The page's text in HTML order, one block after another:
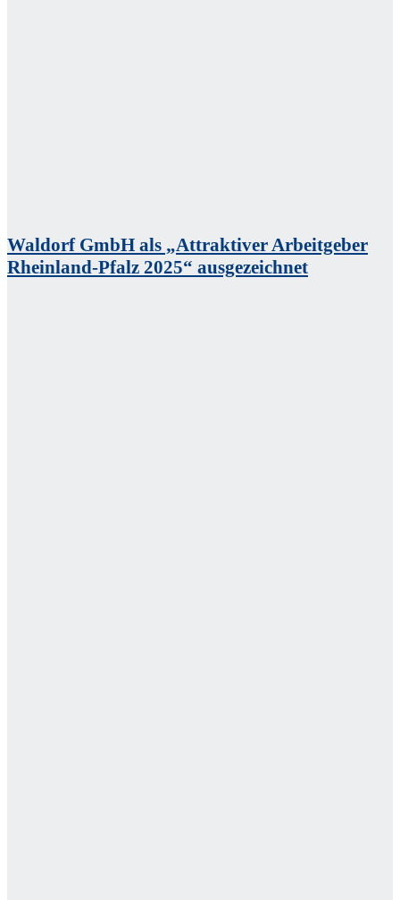
Waldorf GmbH als „Attraktiver Arbeitgeber
Rheinland-Pfalz 2025“ ausgezeichnet